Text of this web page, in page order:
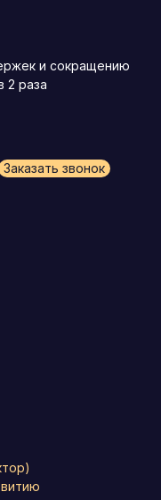
и сокращению
2 раза
Заказать звонок